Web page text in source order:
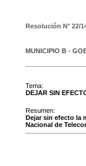
Resolución N° 22/
MUNICIPIO B -
Tema:
DEJAR SIN
Resumen:
Dejar sin efecto la
Nacional de